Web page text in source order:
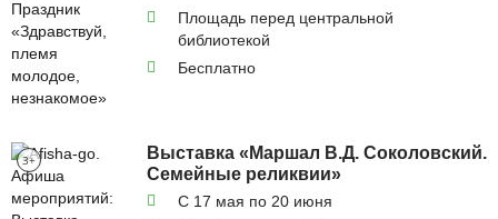
Площадь перед центральной
библиотекой
Бесплатно
3+
Выставка «Маршал В.Д. Соколовский.
Семейные реликвии»
С 17 мая по 20 июня